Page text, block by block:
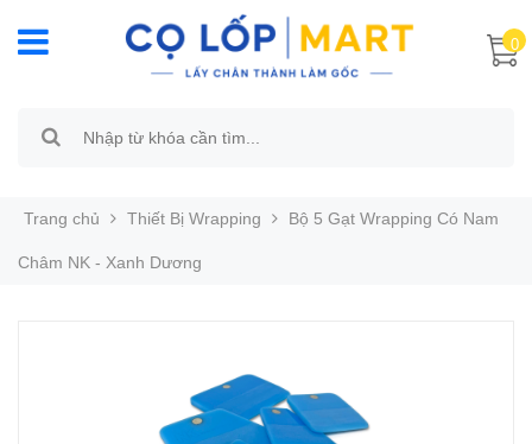
0
Trang chủ Thiết Bị Wrapping Bộ 5 Gạt Wrapping Có Nam
Châm NK - Xanh Dương